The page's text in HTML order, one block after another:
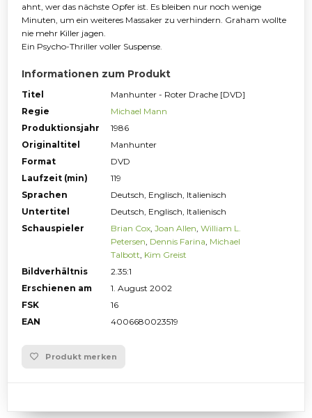
ahnt, wer das nächste Opfer ist. Es bleiben nur noch wenige
Minuten, um ein weiteres Massaker zu verhindern. Graham wollte
nie mehr Killer jagen.
Ein Psycho-Thriller voller Suspense.
Informationen zum Produkt
Titel
Manhunter - Roter Drache [DVD]
Regie
Michael Mann
Produktionsjahr
1986
Originaltitel
Manhunter
Format
DVD
Laufzeit (min)
119
Sprachen
Deutsch, Englisch, Italienisch
Untertitel
Deutsch, Englisch, Italienisch
Schauspieler
Brian Cox, Joan Allen, William L.
Petersen, Dennis Farina, Michael
Talbott, Kim Greist
Bildverhältnis
2.35:1
Erschienen am
1. August 2002
FSK
16
EAN
4006680023519
Produkt merken